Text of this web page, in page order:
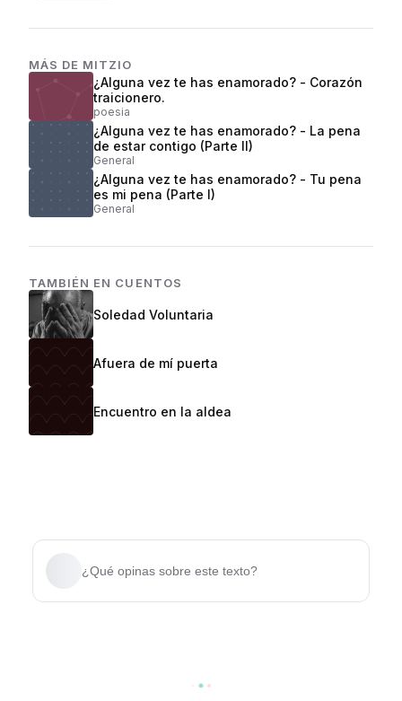
MÁS DE MITZIO
¿Alguna vez te has enamorado? - Corazón
traicionero.
poesia
¿Alguna vez te has enamorado? - La pena
de estar contigo (Parte II)
General
¿Alguna vez te has enamorado? - Tu pena
es mi pena (Parte I)
General
TAMBIÉN EN CUENTOS
Soledad Voluntaria
Afuera de mí puerta
Encuentro en la aldea
¿Qué opinas sobre este texto?